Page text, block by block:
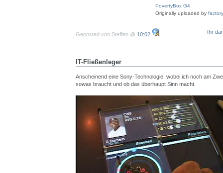
PovertyBox G4
Originally uploaded by
Geposted von Steffen @ 10:02 Ihr
IT-Fließenleger
Anscheinend eine Sony-Technologie, wobei ich noch am
sowas braucht und ob das überhaupt Sinn macht.